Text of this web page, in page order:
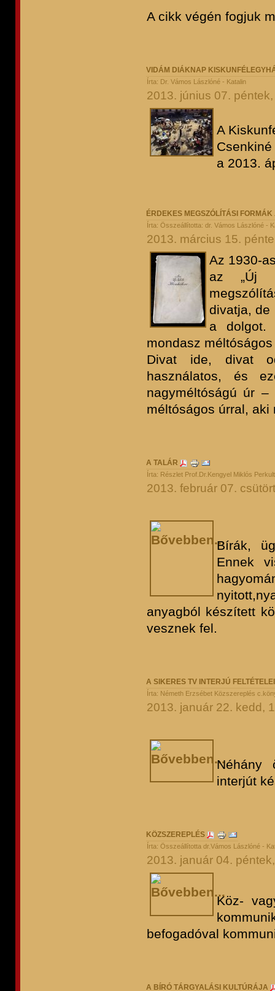
A cikk végén fogjuk
VIDÁM DIÁKNAP
Írta: Dr. Vámos Lászlóné - Katalin
2013. június 07.
A
a 2013.
ÉRDEKES MEGSZÓLÍTÁSI
Írta: Összeállította: dr. Vámos Lászlóné -
2013. március 15.
Az 1930-
az „Új
divatja, de
a dolgot.
mondasz méltóságos
Divat ide, divat
használatos, és
nagyméltóságú úr
méltóságos úrral,
A TALÁR
Írta: Részlet Prof.Dr.Kengyel Miklós
2013. február 07.
Bírák,
Ennek
anyagból készített
vesznek fel.
A SIKERES TV INTERJÚ FELTÉTELEI
Írta: Németh Erzsébet Közszereplés
2013. január 22. kedd,
Néhány
interjút
KÖZSZEREPLÉS
Írta: Összeállította dr.Vámos Lászlóné -
2013. január 04.
Köz-
befogadóval
A BÍRÓ TÁRGYALÁSI KULTÚRÁJA